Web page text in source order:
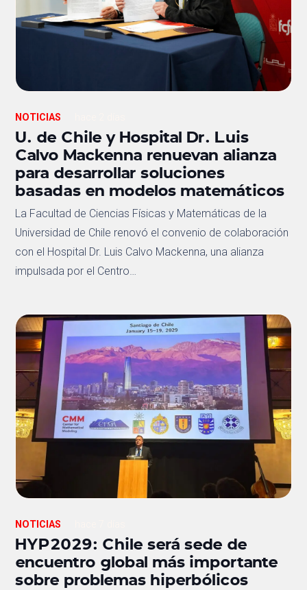
NOTICIAS
U. de Chile y Hospital Dr. Luis
Calvo Mackenna renuevan alianza
para desarrollar soluciones
basadas en modelos matemáticos
La Facultad de Ciencias Físicas y Matemáticas de la
Universidad de Chile renovó el convenio de colaboración
con el Hospital Dr. Luis Calvo Mackenna, una alianza
impulsada por el Centro…
NOTICIAS
HYP2029: Chile será sede de
encuentro global más importante
sobre problemas hiperbólicos